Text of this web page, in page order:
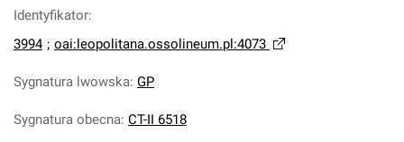
Identyfikator:
3994 ; oai:leopolitana.ossolineum.pl:4073
Sygnatura lwowska: GP
Sygnatura obecna: CT-II 6518